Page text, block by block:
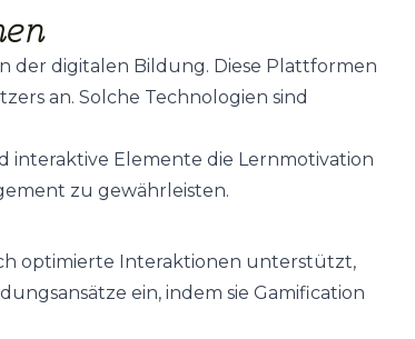
der digitalen Bildung. Diese Plattformen
an. Solche Technologien sind
interaktive Elemente die Lernmotivation
zu gewährleisten.
optimierte Interaktionen unterstützt,
ein, indem sie Gamification